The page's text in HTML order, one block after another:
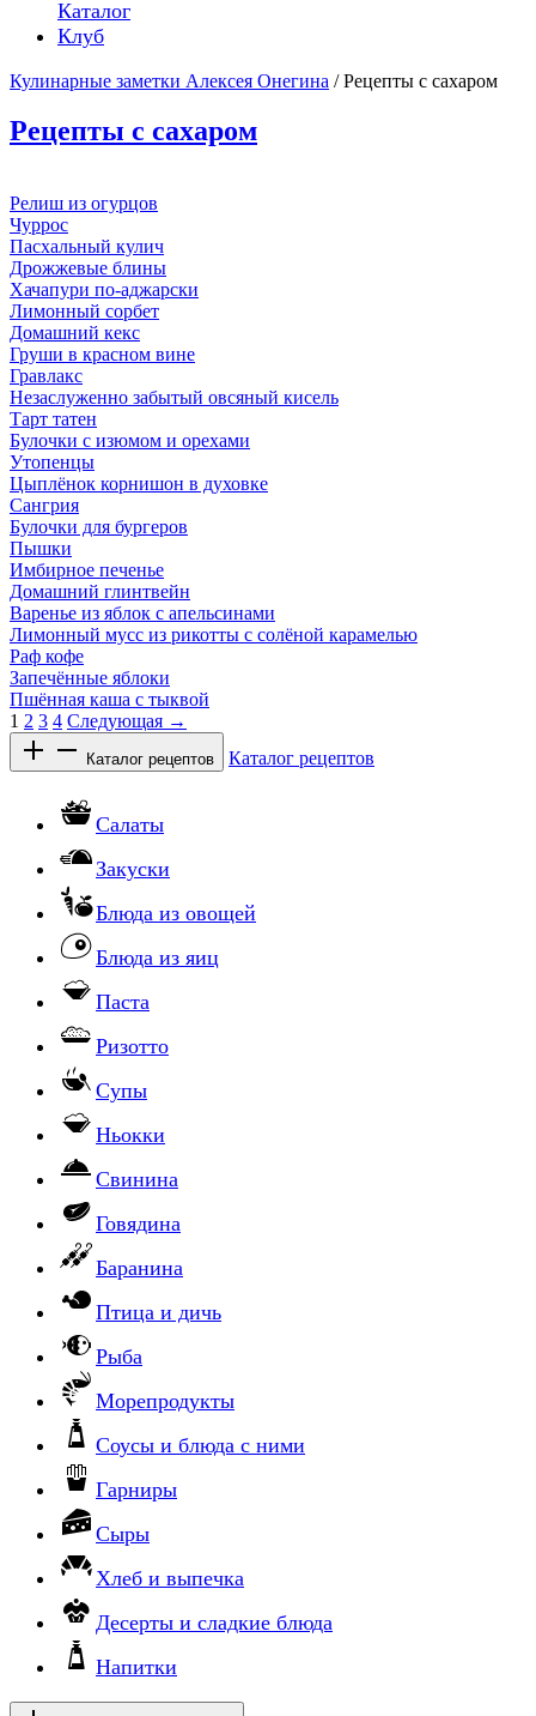
Каталог
Клуб
Кулинарные заметки Алексея Онегина / Рецепты с сахаром
Рецепты с сахаром
Релиш из огурцов
Чуррос
Пасхальный кулич
Дрожжевые блины
Хачапури по-аджарски
Лимонный сорбет
Домашний кекс
Груши в красном вине
Гравлакс
Незаслуженно забытый овсяный кисель
Тарт татен
Булочки с изюмом и орехами
Утопенцы
Цыплёнок корнишон в духовке
Сангрия
Булочки для бургеров
Пышки
Имбирное печенье
Домашний глинтвейн
Варенье из яблок с апельсинами
Лимонный мусс из рикотты с солёной карамелью
Раф кофе
Запечённые яблоки
Пшённая каша с тыквой
1 2 3 4 Следующая →
Каталог рецептов Каталог рецептов
Салаты
Закуски
Блюда из овощей
Блюда из яиц
Паста
Ризотто
Супы
Ньокки
Свинина
Говядина
Баранина
Птица и дичь
Рыба
Морепродукты
Соусы и блюда с ними
Гарниры
Сыры
Хлеб и выпечка
Десерты и сладкие блюда
Напитки